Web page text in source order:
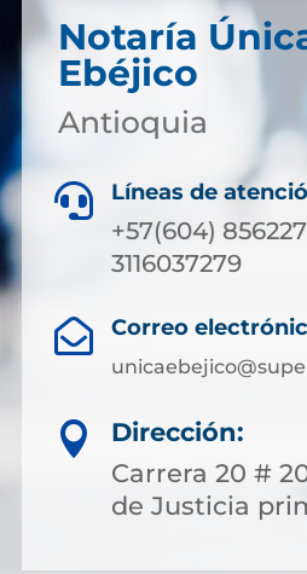
Notaría
Ebéjico
Antioquia
 Líneas de
+57(604)
3116037279
 Correo

Dirección:
Carrera 20 #
de Justicia